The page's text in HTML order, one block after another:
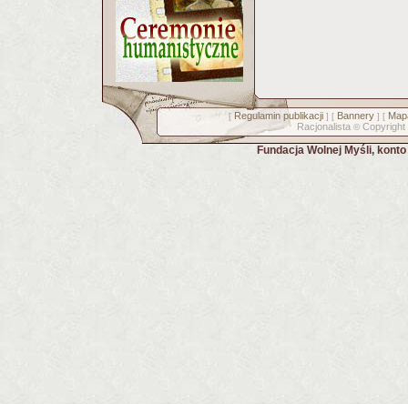
[ Regulamin publikacji] [ Bannery] [
Racjonalista © Copyright
Fundacja Wolnej Myśli,